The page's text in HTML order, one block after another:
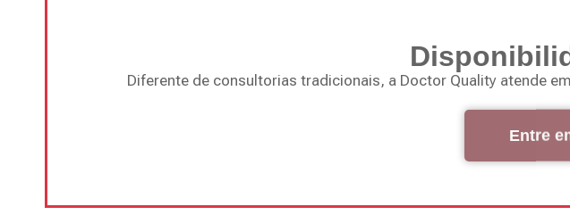
Diferente de consultorias tradicionais, a Doctor Quality atende